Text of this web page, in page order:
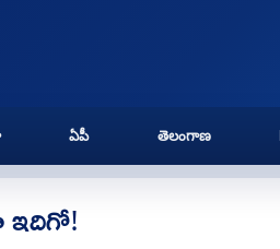
ఏపీ తెలంగాణ
ఇదిగో!